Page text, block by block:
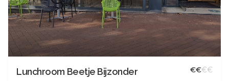
Lunchroom Beetje Bijzonder €€€€